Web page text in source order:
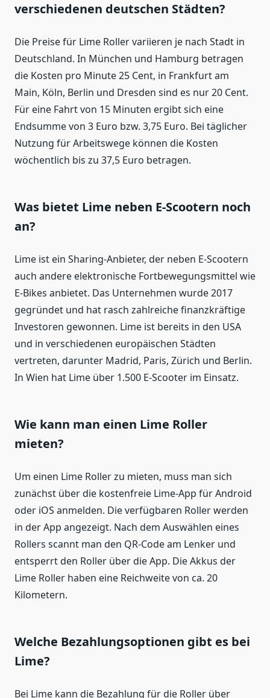
verschiedenen deutschen Städten?
Die Preise für Lime Roller variieren je nach Stadt in
Deutschland. In München und Hamburg betragen
die Kosten pro Minute 25 Cent, in Frankfurt am
Main, Köln, Berlin und Dresden sind es nur 20 Cent.
Für eine Fahrt von 15 Minuten ergibt sich eine
Endsumme von 3 Euro bzw. 3,75 Euro. Bei täglicher
Nutzung für Arbeitswege können die Kosten
wöchentlich bis zu 37,5 Euro betragen.
Was bietet Lime neben E-Scootern noch
an?
Lime ist ein Sharing-Anbieter, der neben E-Scootern
auch andere elektronische Fortbewegungsmittel wie
E-Bikes anbietet. Das Unternehmen wurde 2017
gegründet und hat rasch zahlreiche finanzkräftige
Investoren gewonnen. Lime ist bereits in den USA
und in verschiedenen europäischen Städten
vertreten, darunter Madrid, Paris, Zürich und Berlin.
In Wien hat Lime über 1.500 E-Scooter im Einsatz.
Wie kann man einen Lime Roller
mieten?
Um einen Lime Roller zu mieten, muss man sich
zunächst über die kostenfreie Lime-App für Android
oder iOS anmelden. Die verfügbaren Roller werden
in der App angezeigt. Nach dem Auswählen eines
Rollers scannt man den QR-Code am Lenker und
entsperrt den Roller über die App. Die Akkus der
Lime Roller haben eine Reichweite von ca. 20
Kilometern.
Welche Bezahlungsoptionen gibt es bei
Lime?
Bei Lime kann die Bezahlung für die Roller über